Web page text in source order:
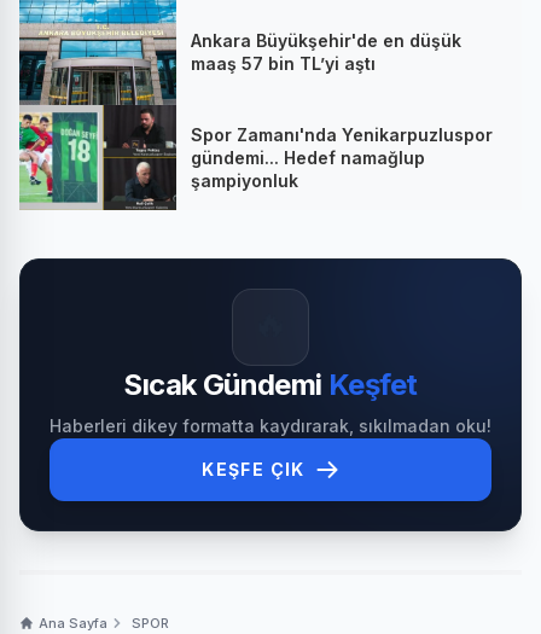
Ankara Büyükşehir'de en düşük
maaş 57 bin TL’yi aştı
Spor Zamanı'nda Yenikarpuzluspor
gündemi... Hedef namağlup
şampiyonluk
Sıcak Gündemi Keşfet
Haberleri dikey formatta kaydırarak, sıkılmadan oku!
KEŞFE ÇIK
Ana Sayfa SPOR